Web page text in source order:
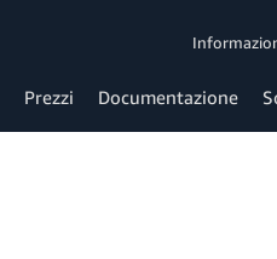
Prezzi Documentazione